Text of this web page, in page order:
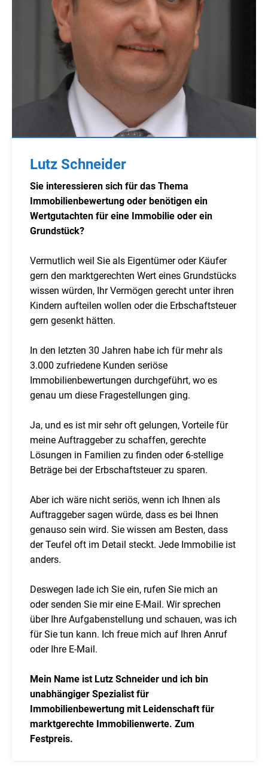
Lutz Schneider
Sie interessieren sich für das Thema
Immobilienbewertung oder benötigen ein
Wertgutachten für eine Immobilie oder ein
Grundstück?
Vermutlich weil Sie als Eigentümer oder Käufer
gern den marktgerechten Wert eines Grundstücks
wissen würden, Ihr Vermögen gerecht unter ihren
Kindern aufteilen wollen oder die Erbschaftsteuer
gern gesenkt hätten.
In den letzten 30 Jahren habe ich für mehr als
3.000 zufriedene Kunden seriöse
Immobilienbewertungen durchgeführt, wo es
genau um diese Fragestellungen ging.
Ja, und es ist mir sehr oft gelungen, Vorteile für
meine Auftraggeber zu schaffen, gerechte
Lösungen in Familien zu finden oder 6-stellige
Beträge bei der Erbschaftsteuer zu sparen.
Aber ich wäre nicht seriös, wenn ich Ihnen als
Auftraggeber sagen würde, dass es bei Ihnen
genauso sein wird. Sie wissen am Besten, dass
der Teufel oft im Detail steckt. Jede Immobilie ist
anders.
Deswegen lade ich Sie ein, rufen Sie mich an
oder senden Sie mir eine E-Mail. Wir sprechen
über Ihre Aufgabenstellung und schauen, was ich
für Sie tun kann. Ich freue mich auf Ihren Anruf
oder Ihre E-Mail.
Mein Name ist Lutz Schneider und ich bin
unabhängiger Spezialist für
Immobilienbewertung mit Leidenschaft für
marktgerechte Immobilienwerte. Zum
Festpreis.